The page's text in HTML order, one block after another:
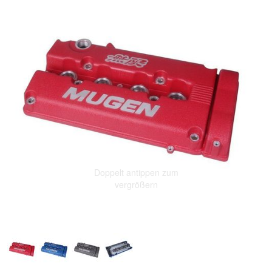
Doppelt antippen zum
vergrößern